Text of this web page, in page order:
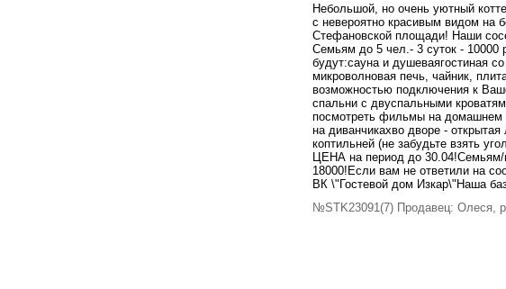
Небольшой, но очень уютный
с невероятно красивым видом на
Стефановской площади! Наши
Семьям до 5 чел.- 3 суток - 10000
будут:сауна и душеваягостиная
микроволновая печь, чайник,
возможностью подключения к
спальни с двуспальными
посмотреть фильмы на домашнем
на диванчикахво дворе -
коптильней (не забудьте взять
ЦЕНА на период до 30.04!Семьям/
18000!Если вам не ответили на
ВК \"Гостевой дом Изкар\"Наша
№STK23091(7) Продавец: Олеся,